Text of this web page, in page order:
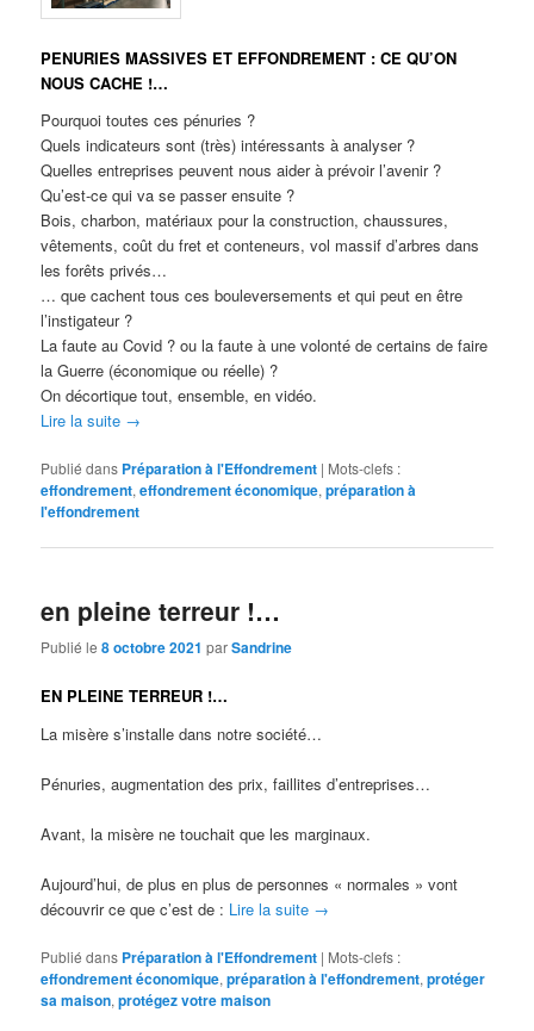
PENURIES MASSIVES ET EFFONDREMENT : CE QU’ON
NOUS CACHE !…
Pourquoi toutes ces pénuries ?
Quels indicateurs sont (très) intéressants à analyser ?
Quelles entreprises peuvent nous aider à prévoir l’avenir ?
Qu’est-ce qui va se passer ensuite ?
Bois, charbon, matériaux pour la construction, chaussures,
vêtements, coût du fret et conteneurs, vol massif d’arbres dans
les forêts privés…
… que cachent tous ces bouleversements et qui peut en être
l’instigateur ?
La faute au Covid ? ou la faute à une volonté de certains de faire
la Guerre (économique ou réelle) ?
On décortique tout, ensemble, en vidéo.
Lire la suite →
Publié dans Préparation à l'Effondrement | Mots-clefs :
effondrement,effondrement économique,préparation à
l'effondrement
en pleine terreur !…
Publié le8 octobre 2021 parSandrine
EN PLEINE TERREUR !…
La misère s’installe dans notre société…
Pénuries, augmentation des prix, faillites d’entreprises…
Avant, la misère ne touchait que les marginaux.
Aujourd’hui, de plus en plus de personnes « normales » vont
découvrir ce que c’est de : Lire la suite →
Publié dans Préparation à l'Effondrement | Mots-clefs :
effondrement économique,préparation à l'effondrement,protéger
sa maison,protégez votre maison